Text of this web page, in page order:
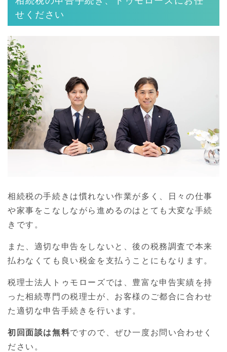
せください
相続税の手続きは慣れない作業が多く、日々の仕事
や家事をこなしながら進めるのはとても大変な手続
きです。
また、適切な申告をしないと、後の税務調査で本来
払わなくても良い税金を支払うことにもなります。
税理士法人トゥモローズでは、豊富な申告実績を持
った相続専門の税理士が、お客様のご都合に合わせ
た適切な申告手続きを行います。
初回面談は無料ですので、ぜひ一度お問い合わせく
ださい。